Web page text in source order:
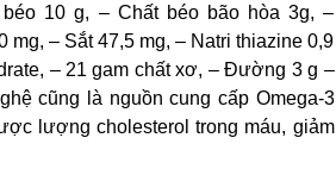
10 g, – Chất béo bão hòa 3g, –
mg, – Sắt 47,5 mg, – Natri thiazine 0,9
– 21 gam chất xơ, – Đường 3 g –
cũng là nguồn cung cấp Omega-3
lượng cholesterol trong máu, giảm